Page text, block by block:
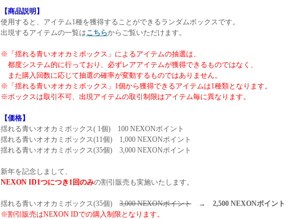
【商品説明】
使用すると、アイテム1種を獲得することができるランダムボックスです。
出現するアイテムの一覧はこちらからご覧いただけます。
※「揺れる青いオオカミボックス」によるアイテムの抽選は、
都度システム的に行っており、必ずレアアイテムが獲得できるものではなく、
また購入回数に応じて抽選の確率が変動するものではありません。
※「揺れる青いオオカミボックス」1個から獲得できるアイテムは1種類となります。
※ボックスは取引不可、出現アイテムの取引制限はアイテム毎に異なります。
【価格】
揺れる青いオオカミボックス( 1個) 100 NEXONポイント
揺れる青いオオカミボックス(11個) 1,000 NEXONポイント
揺れる青いオオカミボックス(35個) 3,000 NEXONポイント
新年を記念しまして、
NEXON ID1つにつき1回のみの割引販売も実施いたします。
揺れる青いオオカミボックス(35個) 3,000 NEXONポイント → 2,500 NEXONポイント
※割引販売はNEXON IDでの購入制限となります。